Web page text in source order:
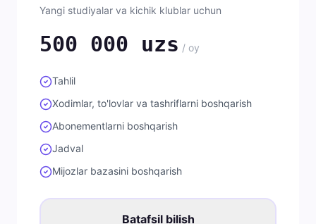
Yangi studiyalar va kichik klublar uchun
500 000 uzs / oy
Tahlil
Xodimlar, to'lovlar va tashriflarni boshqarish
Abonementlarni boshqarish
Jadval
Mijozlar bazasini boshqarish
Batafsil bilish